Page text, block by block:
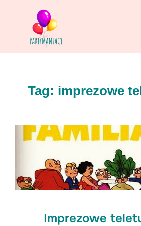
Tag: imprezowe
Imprezowe